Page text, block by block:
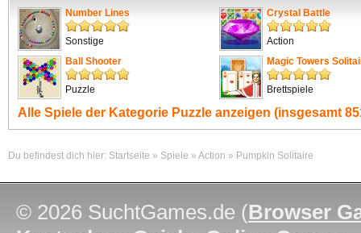
Number Lines
Sonstige
Crystal Battle
Action
Ball Shooter
Puzzle
Magic Towers
Brettspiele
Alle Spiele der Kategorie Puzzle anzeigen (insgesamt
Du befindest dich hier: Startseite » Spiele » Action » Pumpkin Solitaire
© 2026 SuchtGames.de (Browser